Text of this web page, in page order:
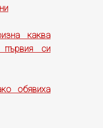
каква
си
обявиха